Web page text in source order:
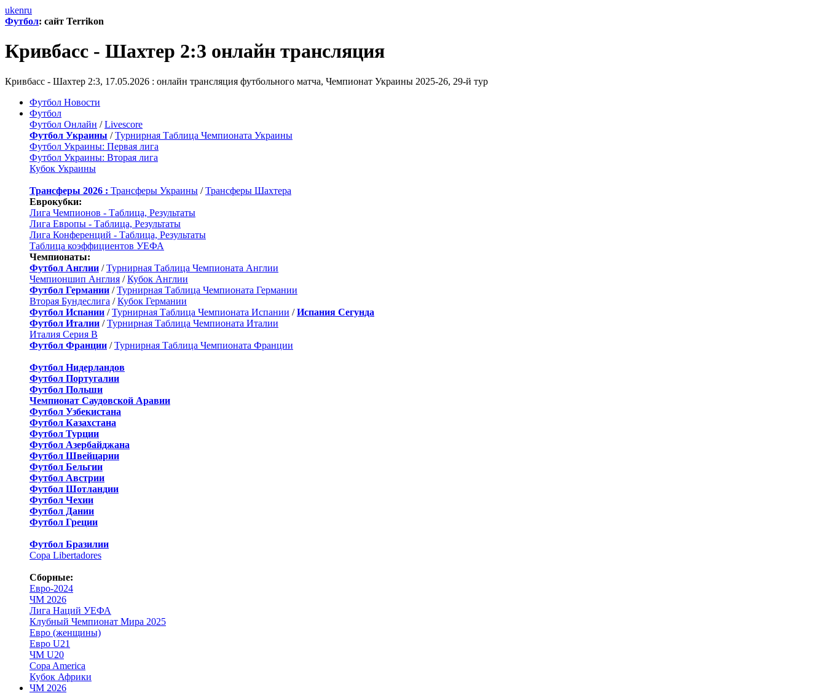
ukenru
Футбол: сайт Terrikon
Кривбасс - Шахтер 2:3 онлайн трансляция
Кривбасс - Шахтер 2:3, 17.05.2026 : онлайн трансляция футбольного матча, Чемпионат Украины 2025-26, 29-й тур
Футбол Новости
Футбол
Футбол Онлайн /Livescore
Футбол Украины /Турнирная Таблица Чемпионата Украины
Футбол Украины: Первая лига
Футбол Украины: Вторая лига
Кубок Украины
Трансферы 2026 : Трансферы Украины /Трансферы Шахтера
Еврокубки:
Лига Чемпионов - Таблица, Результаты
Лига Европы - Таблица, Результаты
Лига Конференций - Таблица, Результаты
Таблица коэффициентов УЕФА
Чемпионаты:
Футбол Англии /Турнирная Таблица Чемпионата Англии
Чемпионшип Англия /Кубок Англии
Футбол Германии /Турнирная Таблица Чемпионата Германии
Вторая Бундеслига /Кубок Германии
Футбол Испании /Турнирная Таблица Чемпионата Испании /Испания Сегунда
Футбол Италии /Турнирная Таблица Чемпионата Италии
Италия Серия B
Футбол Франции /Турнирная Таблица Чемпионата Франции
Футбол Нидерландов
Футбол Португалии
Футбол Польши
Чемпионат Саудовской Аравии
Футбол Узбекистана
Футбол Казахстана
Футбол Турции
Футбол Азербайджана
Футбол Швейцарии
Футбол Бельгии
Футбол Австрии
Футбол Шотландии
Футбол Чехии
Футбол Дании
Футбол Греции
Футбол Бразилии
Copa Libertadores
Сборные:
Евро-2024
ЧМ 2026
Лига Наций УЕФА
Клубный Чемпионат Мира 2025
Евро (женщины)
Евро U21
ЧМ U20
Copa America
Кубок Африки
ЧМ 2026